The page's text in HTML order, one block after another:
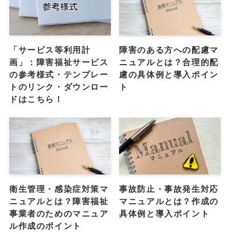
「サービス等利用計
画」：障害福祉サービス
の参考様式・テンプレー
トのリンク・ダウンロー
ドはこちら！
障害のある方への配慮マ
ニュアルとは？合理的配
慮の具体例と導入ポイン
ト
衛生管理・感染症対策マ
ニュアルとは？障害福祉
事業者のためのマニュア
ル作成のポイント
事故防止・事故発生対応
マニュアルとは？作成の
具体例と導入ポイント